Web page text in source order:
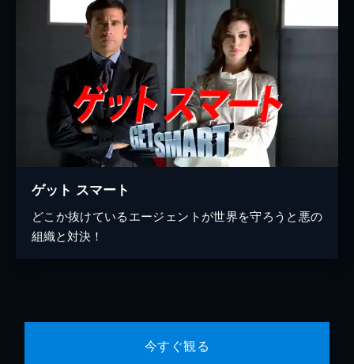
ゲット スマート
どこか抜けているエージェントが世界を守ろうと悪の
組織と対決！
今すぐ観る